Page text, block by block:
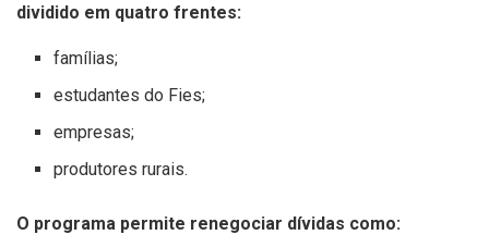
dividido em quatro frentes:
famílias;
estudantes do Fies;
empresas;
produtores rurais.
O programa permite renegociar dívidas como: